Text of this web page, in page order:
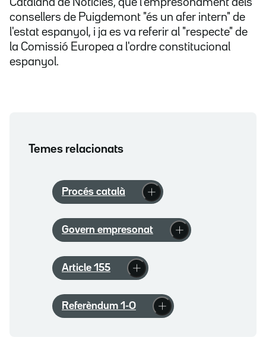
Catalana de Notícies, que l'empresonament dels
consellers de Puigdemont "és un afer intern" de
l'estat espanyol, i ja es va referir al "respecte" de
la Comissió Europea a l'ordre constitucional
espanyol.
Temes relacionats
Procés català
Govern empresonat
Article 155
Referèndum 1-O